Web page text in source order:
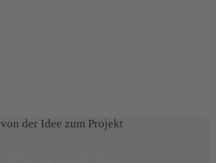
von der Idee zum Projekt